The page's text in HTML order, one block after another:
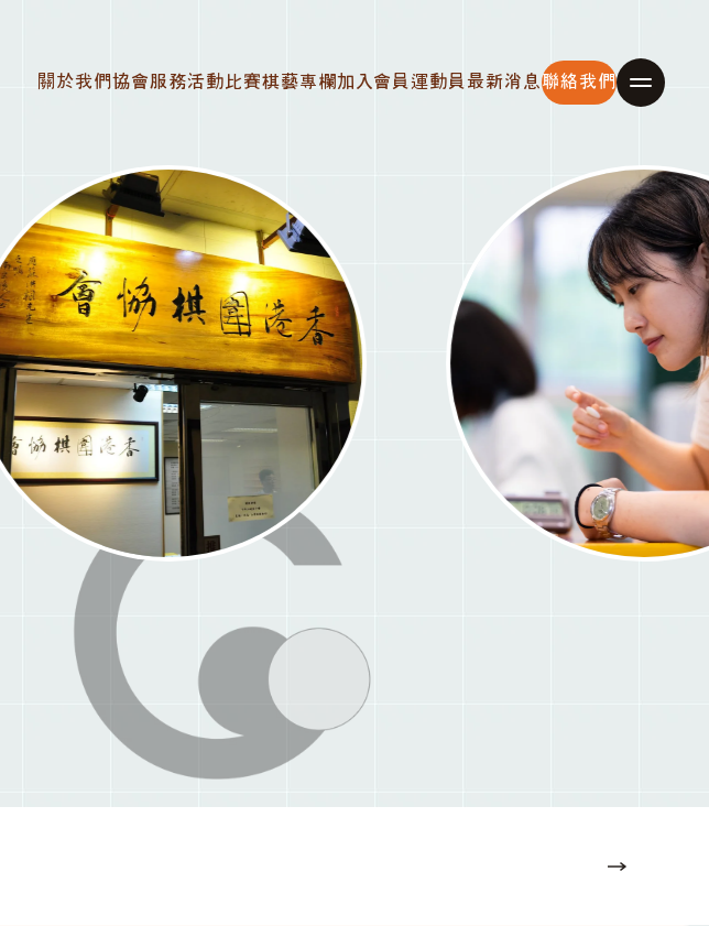
關於我們協會服務活動比賽棋藝專欄加入會員運動員最新消息聯絡我們